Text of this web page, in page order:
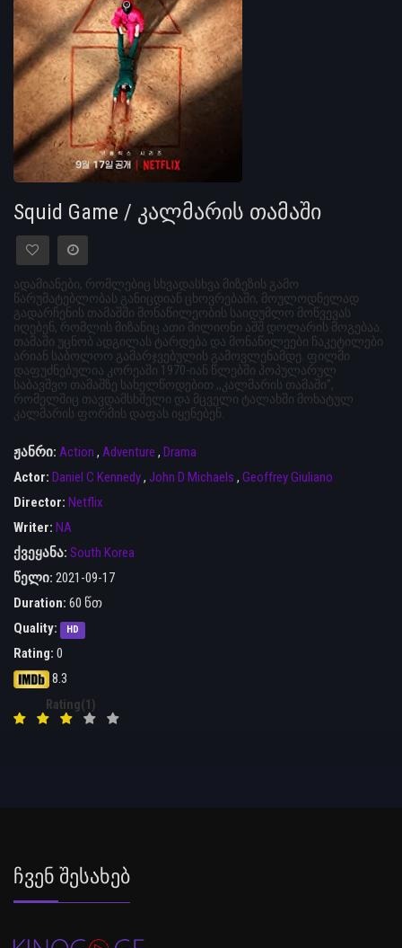
Squid Game / კალმარის თამაში
ადამიანები, რომლებიც სხვადასხვა მიზეზის გამო
წარუმატებლობას განიცდიან ცხოვრებაში, მოულოდნელად
გადარჩენის თამაშში მონაწილეობის საიდუმლო მოწვევას
იღებენ, რომლის მიზანიც ათი მილიონი აშშ დოლარის მოგებაა.
თამაში უცნობ ადგილას ტარდება და მონაწილეები ჩაკეტილები
არიან საბოლოო გამარჯვებულის გამოვლენამდე. ფილმი
დაფუძნებულია კორეაში 1970-იან წლებში პოპულარულ
საბავშვო თამაშზე სახელწოდებით ,,კალმარის თამაში”,
რომელშიც თავდამსხმელი და მცველი ტალახში მოხატულ
კალმარის ფორმის დაფას იყენებენ.
ჟანრი: Action , Adventure , Drama
Actor: Daniel C Kennedy, John D Michaels , Geoffrey Giuliano
Director: Netflix
Writer: NA
ქვეყანა: South Korea
წელი: 2021-09-17
Duration: 60 წთ
Quality:
HD
Rating: 0
8.3
Rating(1)
Ჩვენ Შესახებ